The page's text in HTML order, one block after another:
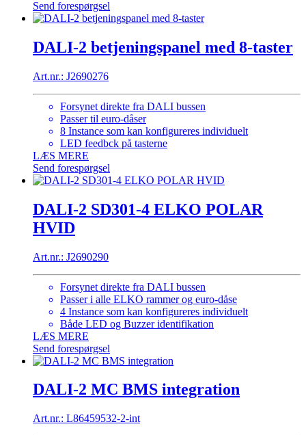
Send forespørgsel
DALI-2 betjeningspanel med 8-taster
Art.nr.: J2690276
Forsynet direkte fra DALI bussen
Passer til euro-dåser
8 Instance som kan konfigureres individuelt
LED feedbck på tasterne
LÆS MERE
Send forespørgsel
DALI-2 SD301-4 ELKO POLAR
HVID
Art.nr.: J2690290
Forsynet direkte fra DALI bussen
Passer i alle ELKO rammer og euro-dåse
4 Instance som kan konfigureres individuelt
Både LED og Buzzer identifikation
LÆS MERE
Send forespørgsel
DALI-2 MC BMS integration
Art.nr.: L86459532-2-int